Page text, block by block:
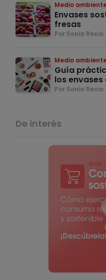
Medio
Envases
fresas
Por Sonia Recio
Medio
Guía
los
Por Sonia Recio
De interés